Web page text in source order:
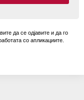
да се одјавите и да го
со апликациите.